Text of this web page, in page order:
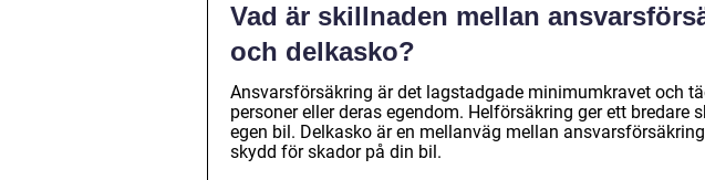
Vad är skillnaden mellan
och delkasko?
Ansvarsförsäkring är det lagstadgade minimumkravet och
personer eller deras egendom. Helförsäkring ger ett bredare
egen bil. Delkasko är en mellanväg mellan
skydd för skador på din bil.